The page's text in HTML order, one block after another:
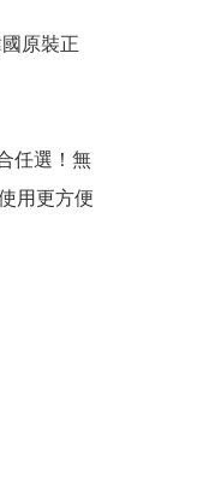
原裝正
任選！無
用更方便